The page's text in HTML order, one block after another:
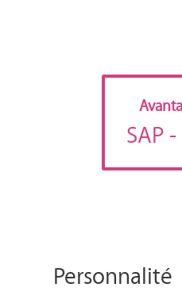
SAP
Personnalité